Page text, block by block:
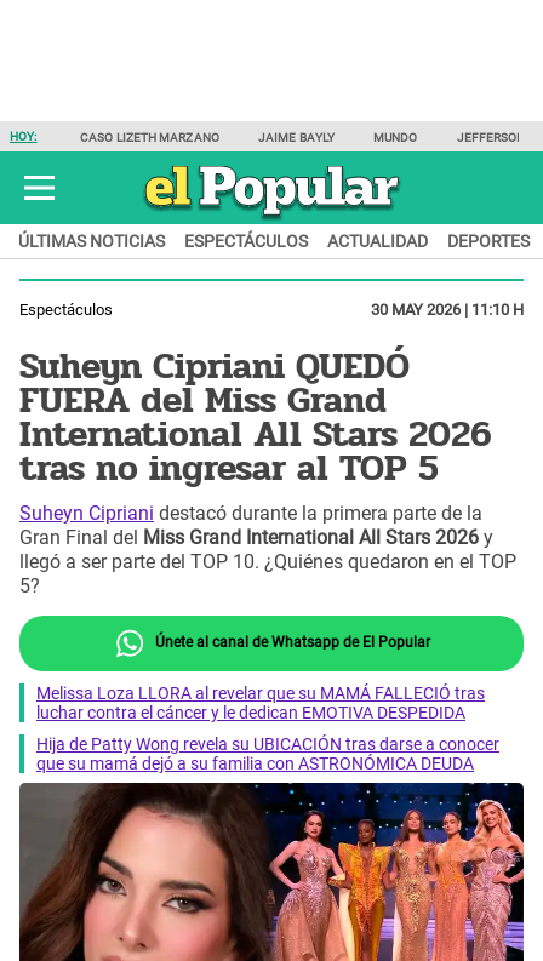
HOY: CASO LIZETH MARZANO JAIME BAYLY MUNDO JEFFERSON
ÚLTIMAS NOTICIAS ESPECTÁCULOS ACTUALIDAD DEPORTES
Espectáculos 30 MAY 2026 | 11:10 H
Suheyn Cipriani QUEDÓ
FUERA del Miss Grand
International All Stars 2026
tras no ingresar al TOP 5
Suheyn Cipriani destacó durante la primera parte de la
Gran Final del Miss Grand International All Stars 2026 y
llegó a ser parte del TOP 10. ¿Quiénes quedaron en el TOP
5?
Únete al canal de Whatsapp de El Popular
Melissa Loza LLORA al revelar que su MAMÁ FALLECIÓ tras
luchar contra el cáncer y le dedican EMOTIVA DESPEDIDA
Hija de Patty Wong revela su UBICACIÓN tras darse a conocer
que su mamá dejó a su familia con ASTRONÓMICA DEUDA